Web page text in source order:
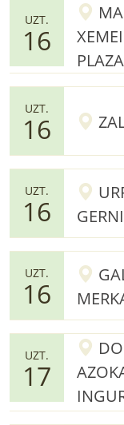
UZT.
16
UZT.
16
UZT.
16
UZT.
16
UZT.
17